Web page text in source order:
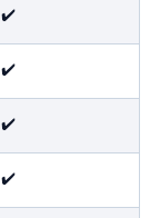
✔️
✔️
✔️
✔️